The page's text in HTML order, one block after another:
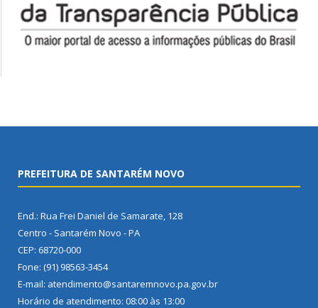
PREFEITURA DE SANTARÉM NOVO
End.: Rua Frei Daniel de Samarate, 128
Centro - Santarém Novo - PA
CEP: 68720-000
Fone: (91) 98563-3454
E-mail: atendimento@santaremnovo.pa.gov.br
Horário de atendimento: 08:00 às 13:00